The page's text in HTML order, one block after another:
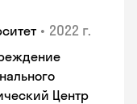
• 2022 г.
Центр